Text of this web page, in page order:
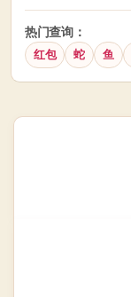
热门查询：
红包 蛇 鱼